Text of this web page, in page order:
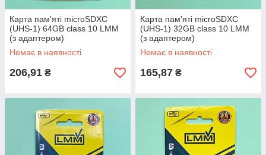
Карта пам'яті microSDXC
(UHS-1) 64GB class 10 LMM
(з адаптером)
Немає в наявності
206,91 ₴
Карта пам'яті microSDXC
(UHS-1) 32GB class 10 LMM
(з адаптером)
Немає в наявності
165,87 ₴